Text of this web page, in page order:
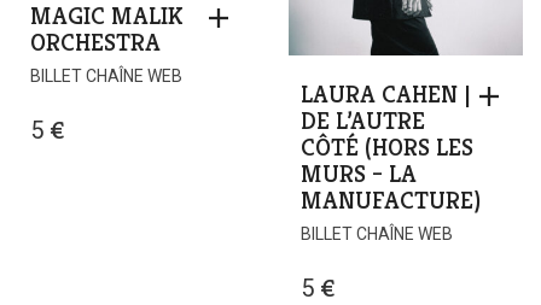
MAGIC MALIK
ORCHESTRA
BILLET CHAÎNE WEB
5 €
LAURA CAHEN |
DE L’AUTRE
CÔTÉ (HORS LES
MURS – LA
MANUFACTURE)
BILLET CHAÎNE WEB
5 €